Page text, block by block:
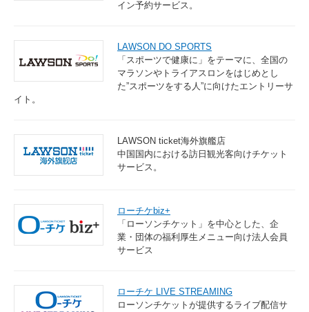
イン予約サービス。
LAWSON DO SPORTS
「スポーツで健康に」をテーマに、全国の
マラソンやトライアスロンをはじめとし
た”スポーツをする人”に向けたエントリーサ
イト。
LAWSON ticket海外旗艦店
中国国内における訪日観光客向けチケット
サービス。
ローチケbiz+
「ローソンチケット」を中心とした、企
業・団体の福利厚生メニュー向け法人会員
サービス
ローチケ LIVE STREAMING
ローソンチケットが提供するライブ配信サ